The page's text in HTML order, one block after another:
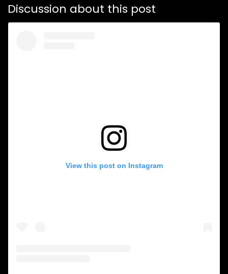
Discussion about this post
View this post on Instagram